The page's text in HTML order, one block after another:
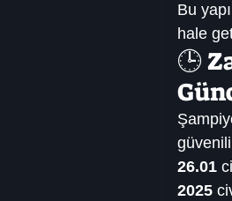
Bu
hale
🕒
26.01
2025